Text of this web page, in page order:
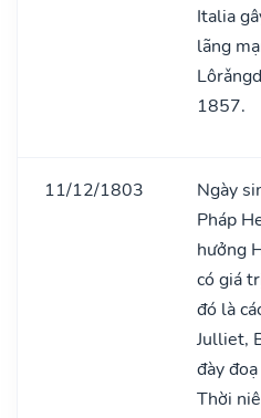
Italia
lãng
1857.
11/12/1803
Ngày
Pháp
hưởng
có giá
đó là
Julliet,
đày
Thời